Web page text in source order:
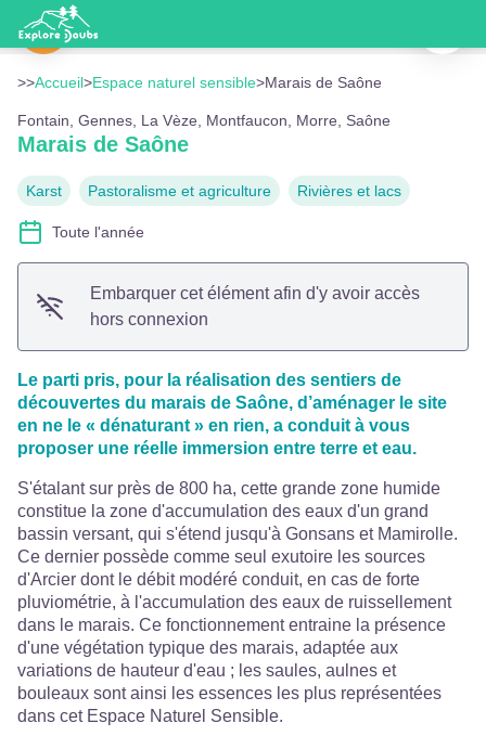
Marais de Saône
Voir l'image en plein écran
>>Accueil>Espace naturel sensible>Marais de Saône
Fontain, Gennes, La Vèze, Montfaucon, Morre, Saône
Marais de Saône
Karst Pastoralisme et agriculture Rivières et lacs
Toute l'année
Embarquer cet élément afin d'y avoir accès
hors connexion
Le parti pris, pour la réalisation des sentiers de
découvertes du marais de Saône, d’aménager le site
en ne le « dénaturant » en rien, a conduit à vous
proposer une réelle immersion entre terre et eau.
S'étalant sur près de 800 ha, cette grande zone humide
constitue la zone d'accumulation des eaux d'un grand
bassin versant, qui s'étend jusqu'à Gonsans et Mamirolle.
Ce dernier possède comme seul exutoire les sources
d'Arcier dont le débit modéré conduit, en cas de forte
pluviométrie, à l'accumulation des eaux de ruissellement
dans le marais. Ce fonctionnement entraine la présence
d'une végétation typique des marais, adaptée aux
variations de hauteur d'eau ; les saules, aulnes et
bouleaux sont ainsi les essences les plus représentées
dans cet Espace Naturel Sensible.